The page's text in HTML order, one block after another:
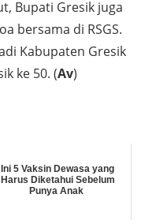
Bupati Gresik juga
bersama di RSGS.
Kabupaten Gresik
ke 50. (Av)
Ini 5 Vaksin Dewasa yang
Harus Diketahui Sebelum
Punya Anak